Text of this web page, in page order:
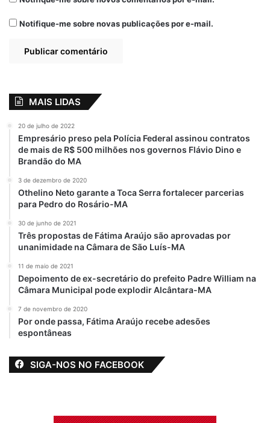
Notifique-me sobre novas publicações por e-mail.
MAIS LIDAS
20 de julho de 2022
Empresário preso pela Polícia Federal assinou contratos
de mais de R$ 500 milhões nos governos Flávio Dino e
Brandão do MA
3 de dezembro de 2020
Othelino Neto garante a Toca Serra fortalecer parcerias
para Pedro do Rosário-MA
30 de junho de 2021
Três propostas de Fátima Araújo são aprovadas por
unanimidade na Câmara de São Luís-MA
11 de maio de 2021
Depoimento de ex-secretário do prefeito Padre William na
Câmara Municipal pode explodir Alcântara-MA
7 de novembro de 2020
Por onde passa, Fátima Araújo recebe adesões
espontâneas
SIGA-NOS NO FACEBOOK